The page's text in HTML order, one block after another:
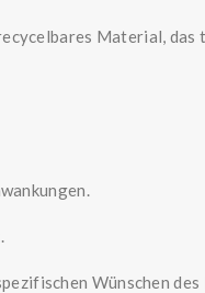
Material,
Wünschen des